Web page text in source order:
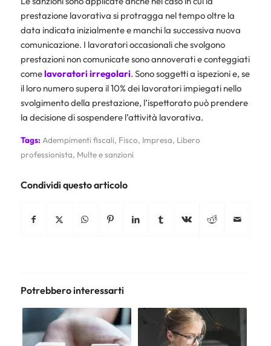
prestazione lavorativa si protragga nel tempo oltre la
data indicata inizialmente e manchi la successiva nuova
comunicazione. I lavoratori occasionali che svolgono
prestazioni non comunicate sono annoverati e conteggiati
comelavoratori irregolari. Sono soggetti a ispezioni e, se
il loro numero supera il 10% dei lavoratori impiegati nello
svolgimento della prestazione, l’ispettorato può prendere
la decisione di sospendere l’attività lavorativa.
Tags:Adempimenti fiscali, Fisco, Impresa, Libero
professionista, Multe e sanzioni
Condividi questo articolo
Potrebbero interessarti